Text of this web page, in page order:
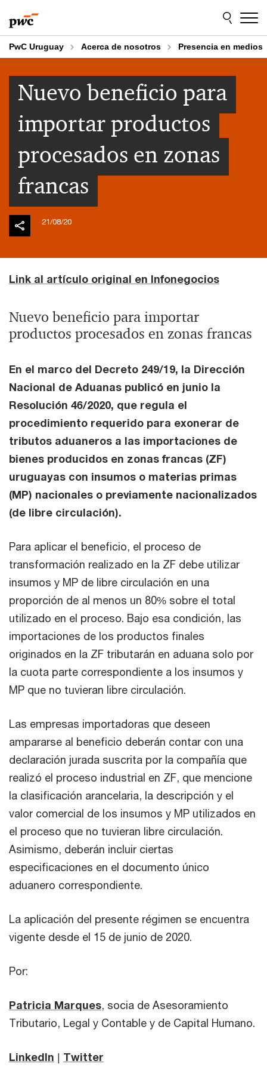
to
content
to
footer
PwC Uruguay Acerca de nosotros Presencia en medios
Nuevo beneficio para
importar productos
procesados en zonas
francas
21/08/20
Link al artículo original en Infonegocios
Nuevo beneficio para importar
productos procesados en zonas francas
En el marco del Decreto 249/19, la Dirección
Nacional de Aduanas publicó en junio la
Resolución 46/2020, que regula el
procedimiento requerido para exonerar de
tributos aduaneros a las importaciones de
bienes producidos en zonas francas (ZF)
uruguayas con insumos o materias primas
(MP) nacionales o previamente nacionalizados
(de libre circulación).
Para aplicar el beneficio, el proceso de
transformación realizado en la ZF debe utilizar
insumos y MP de libre circulación en una
proporción de al menos un 80% sobre el total
utilizado en el proceso. Bajo esa condición, las
importaciones de los productos finales
originados en la ZF tributarán en aduana solo por
la cuota parte correspondiente a los insumos y
MP que no tuvieran libre circulación.
Las empresas importadoras que deseen
ampararse al beneficio deberán contar con una
declaración jurada suscrita por la compañía que
realizó el proceso industrial en ZF, que mencione
la clasificación arancelaria, la descripción y el
valor comercial de los insumos y MP utilizados en
el proceso que no tuvieran libre circulación.
Asimismo, deberán incluir ciertas
especificaciones en el documento único
aduanero correspondiente.
La aplicación del presente régimen se encuentra
vigente desde el 15 de junio de 2020.
Por:
Patricia Marques, socia de Asesoramiento
Tributario, Legal y Contable y de Capital Humano.
LinkedIn | Twitter